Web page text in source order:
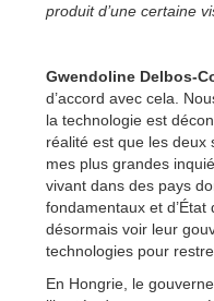
produit d’une certaine
Gwendoline Delbos-
d’accord avec cela.
la technologie est
réalité est que les deux
mes plus grandes
vivant dans des pays
fondamentaux et
désormais voir leur
technologies pour
En Hongrie, le